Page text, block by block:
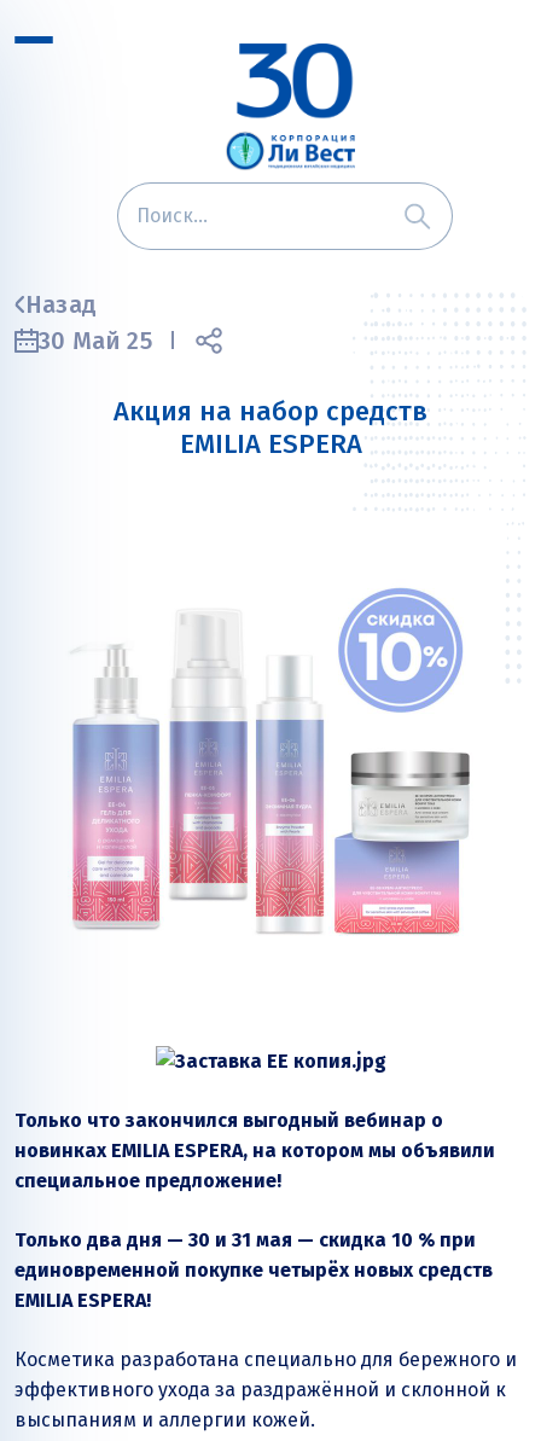
Назад
30 Май 25
Акция на набор средств
EMILIA ESPERA
Только что закончился выгодный вебинар о
новинках EMILIA ESPERA, на котором мы объявили
специальное предложение!
Только два дня — 30 и 31 мая — скидка 10 % при
единовременной покупке четырёх новых средств
EMILIA ESPERA!
Косметика разработана специально для бережного и
эффективного ухода за раздражённой и склонной к
высыпаниям и аллергии кожей.